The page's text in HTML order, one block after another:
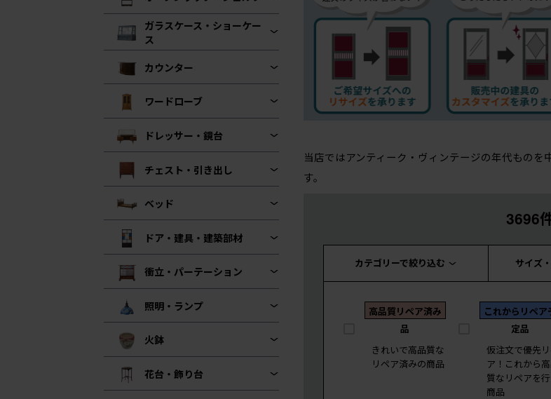
ガラスケース・ショーケー
ス
カウンター
ワードローブ
ドレッサー・鏡台
チェスト・引き出し
ベッド
ドア・建具・建築部材
衝立・パーテーション
照明・ランプ
火鉢
花台・飾り台
当店ではアンティーク・ヴィンテージの年代もの
す。
3696
カテゴリーで絞り込む サイズ
高品質リペア済み
品
きれいで高品質な
リペア済みの商品
これからリペア
定品
仮注文で優先
ア！これから
質なリペアを行
商品